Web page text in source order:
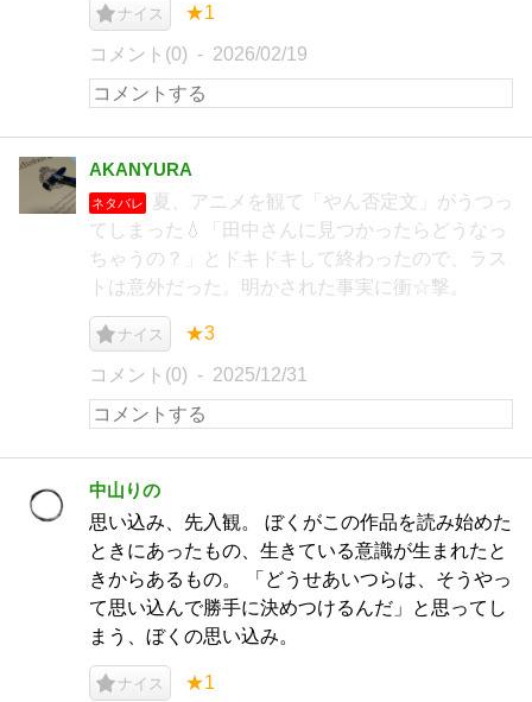
ナイス ★1
コメント(0) 2026/02/19
AKANYURA
ネタバレ
夏、アニメを観て「やん否定文」がうつっ
てしまった💧「田中さんに見つかったらどうなっ
ちゃうの？」とドキドキして終わったので、ラス
トは意外だった。明かされた事実に衝☆撃。
ナイス ★3
コメント(0) 2025/12/31
中山りの
思い込み、先入観。 ぼくがこの作品を読み始めた
ときにあったもの、生きている意識が生まれたと
きからあるもの。 「どうせあいつらは、そうやっ
て思い込んで勝手に決めつけるんだ」と思ってし
まう、ぼくの思い込み。
ナイス ★1